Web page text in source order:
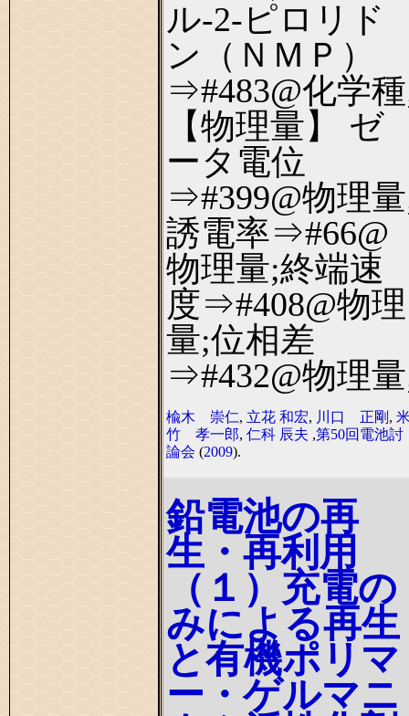
ル-2-ピロリド
ン（ＮＭＰ）
⇒#483@化学
【物理量】 ゼ
ータ電位
⇒#399@物理
誘電率⇒#66@
物理量;終端速
度⇒#408@物理
量;位相差
⇒#432@物理
楡木 崇仁, 立花 和宏, 川口 正剛 ,
竹 孝一郎, 仁科 辰夫 ,第50回電池討
論会 (2009).
鉛電池の再
生・再利用
（１）充電の
みによる再生
と有機ポリマ
ー・ゲルマニ